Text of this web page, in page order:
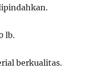
lb.
berkualitas.